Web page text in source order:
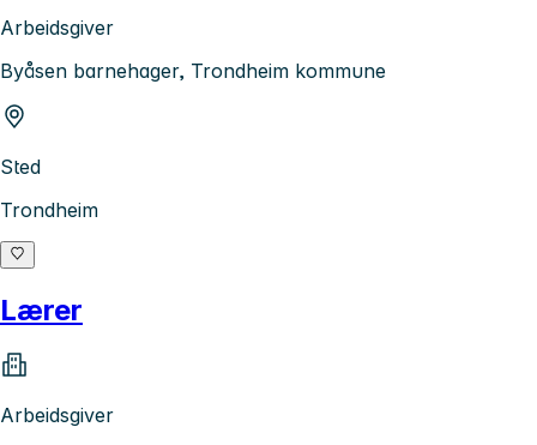
Arbeidsgiver
Byåsen barnehager, Trondheim kommune
Sted
Trondheim
Lærer
Arbeidsgiver